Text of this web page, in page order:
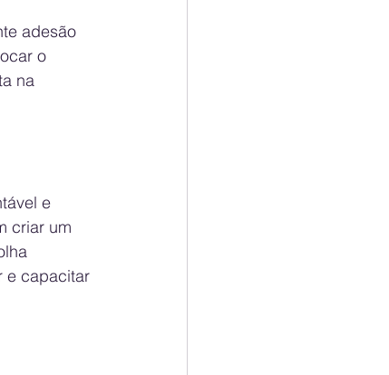
adesão
o
na
e
criar um
e capacitar